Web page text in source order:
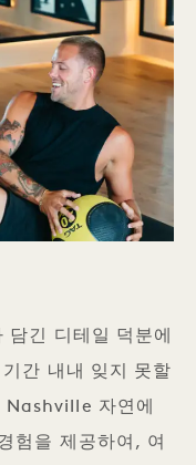
긴 디테일 덕분에
간 내내 잊지 못할
자연에
험을 제공하여, 여